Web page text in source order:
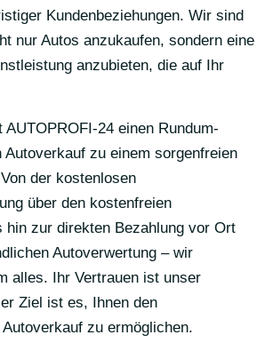
Kundenbeziehungen. Wir sind
nur Autos anzukaufen, sondern eine
anzubieten, die auf Ihr
AUTOPROFI-24 einen Rundum-
Autoverkauf zu einem sorgenfreien
der kostenlosen
über den kostenfreien
hin zur direkten Bezahlung vor Ort
Autoverwertung – wir
alles. Ihr Vertrauen ist unser
Ziel ist es, Ihnen den
zu ermöglichen.